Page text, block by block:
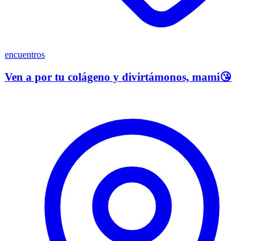
encuentros
Ven a por tu colágeno y divirtámonos, mami😘